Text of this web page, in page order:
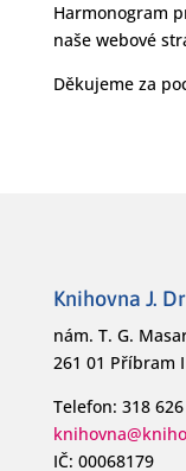
Harmonogram
naše webové
Děkujeme za
Knihovna J.
nám. T. G.
261 01 Příbram I
Telefon: 318
IČ: 00068179